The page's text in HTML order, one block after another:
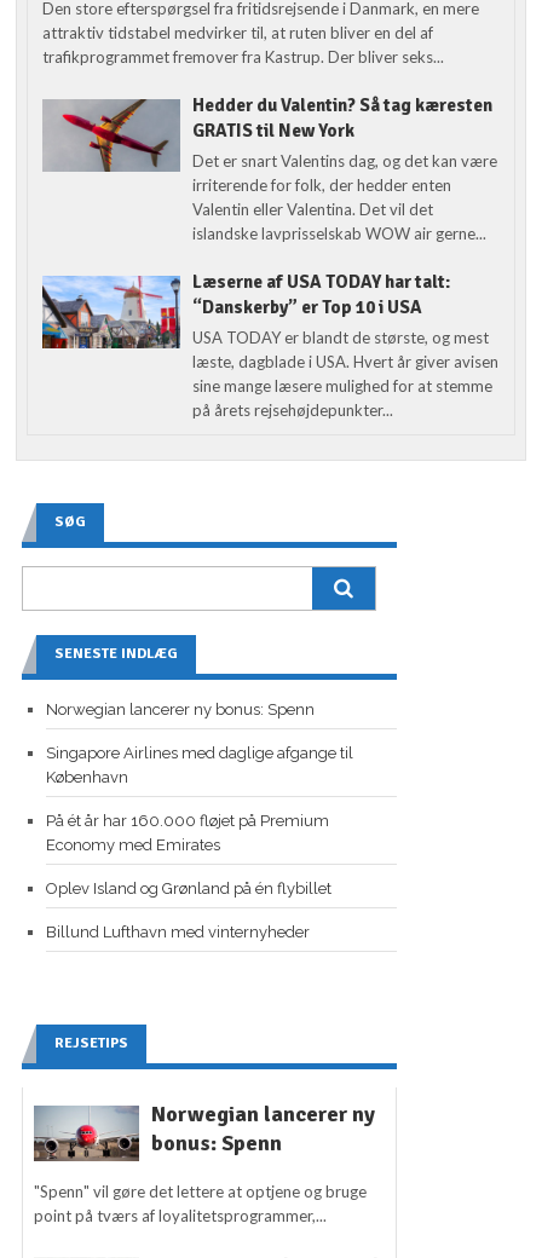
Den store efterspørgsel fra fritidsrejsende i Danmark, en mere
attraktiv tidstabel medvirker til, at ruten bliver en del af
trafikprogrammet fremover fra Kastrup. Der bliver seks...
Hedder du Valentin? Så tag kæresten
GRATIS til New York
Det er snart Valentins dag, og det kan være
irriterende for folk, der hedder enten
Valentin eller Valentina. Det vil det
islandske lavprisselskab WOW air gerne...
Læserne af USA TODAY har talt:
“Danskerby” er Top 10 i USA
USA TODAY er blandt de største, og mest
læste, dagblade i USA. Hvert år giver avisen
sine mange læsere mulighed for at stemme
på årets rejsehøjdepunkter...
SØG
SENESTE INDLÆG
Norwegian lancerer ny bonus: Spenn
Singapore Airlines med daglige afgange til
København
På ét år har 160.000 fløjet på Premium
Economy med Emirates
Oplev Island og Grønland på én flybillet
Billund Lufthavn med vinternyheder
REJSETIPS
Norwegian lancerer ny
bonus: Spenn
"Spenn" vil gøre det lettere at optjene og bruge
point på tværs af loyalitetsprogrammer,...